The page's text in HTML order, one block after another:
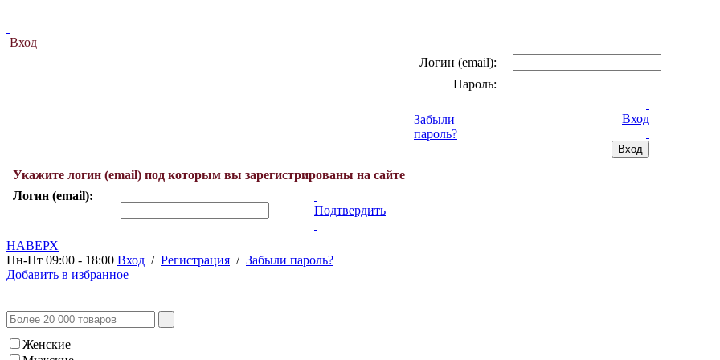
Вход
Логин (email):
Пароль:
Забыли
пароль?
Вход
Укажите логин (email) под которым вы зарегистрированы на сайте
Логин (email):
Подтвердить
НАВЕРХ
Пн-Пт 09:00 - 18:00 Вход / Регистрация / Забыли пароль?
Добавить в избранное
Женские